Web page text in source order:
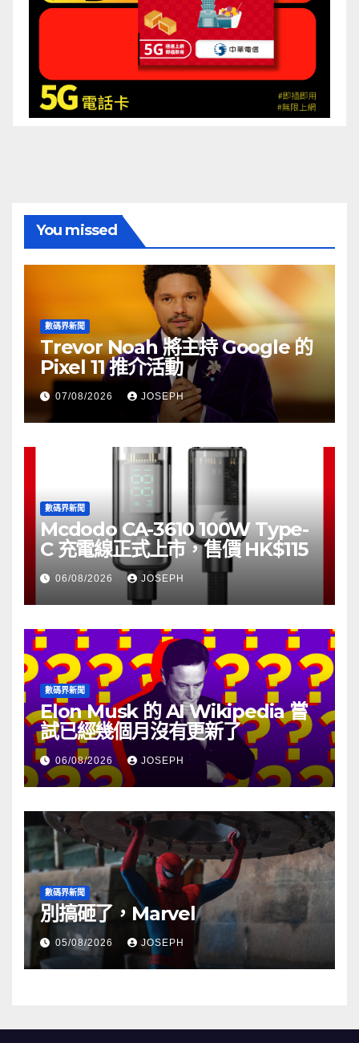
You missed
數碼界新聞
Trevor Noah 將主持 Google 的
Pixel 11 推介活動
07/08/2026 JOSEPH
數碼界新聞
Mcdodo CA-3610 100W Type-
C 充電線正式上市，售價 HK$115
06/08/2026 JOSEPH
數碼界新聞
Elon Musk 的 AI Wikipedia 嘗
試已經幾個月沒有更新了
06/08/2026 JOSEPH
數碼界新聞
別搞砸了，Marvel
05/08/2026 JOSEPH